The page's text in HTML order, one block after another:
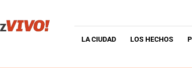
LA CIUDAD LOS HECHOS